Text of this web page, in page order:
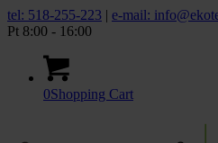
tel: 518-255-223 | e-mail:
Pt 8:00 - 16:00
0Shopping Cart